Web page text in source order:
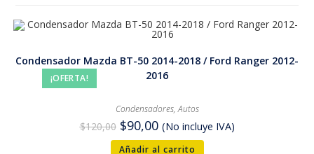
¡OFERTA!
Condensador Mazda BT-50 2014-2018 / Ford Ranger 2012-
2016
Condensadores,Autos
$120,00 $90,00 (No incluye IVA)
Añadir al carrito